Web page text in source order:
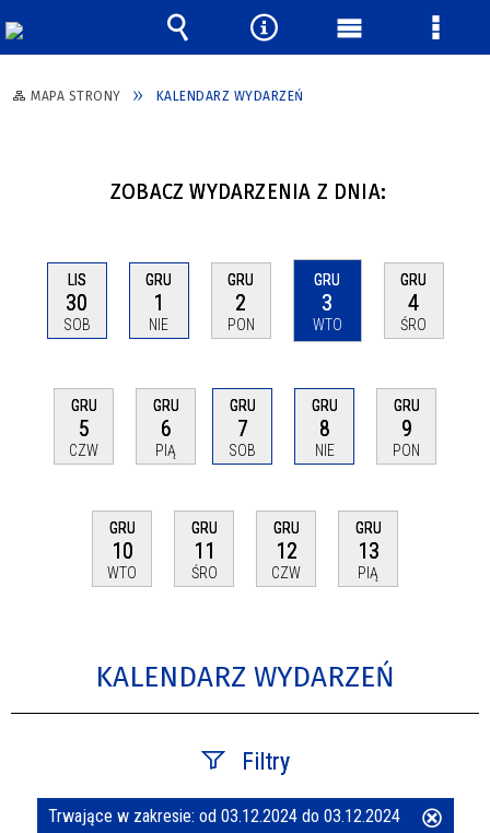
MAPA STRONY KALENDARZ WYDARZEŃ
ZOBACZ WYDARZENIA Z DNIA:
LIS
30
SOB
GRU
1
NIE
GRU
2
PON
GRU
3
WTO
GRU
4
ŚRO
GRU
5
CZW
GRU
6
PIĄ
GRU
7
SOB
GRU
8
NIE
GRU
9
PON
GRU
10
WTO
GRU
11
ŚRO
GRU
12
CZW
GRU
13
PIĄ
KALENDARZ WYDARZEŃ
Filtry
Szukana fraza
Trwające w zakresie: od 03.12.2024 do 03.12.2024
Wyszukiwarka
NarzędziaMenu
Menu